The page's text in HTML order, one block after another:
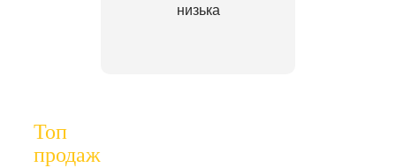
низька
Топ
продаж